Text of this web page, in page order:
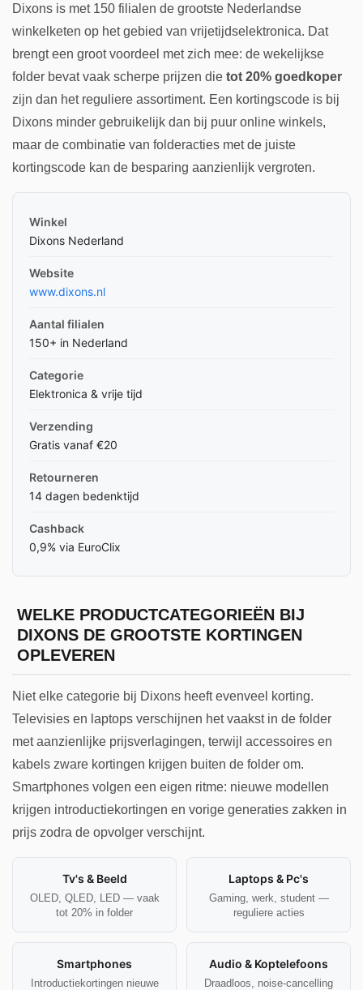
Dixons is met 150 filialen de grootste Nederlandse
winkelketen op het gebied van vrijetijdselektronica. Dat
brengt een groot voordeel met zich mee: de wekelijkse
folder bevat vaak scherpe prijzen die tot 20% goedkoper
zijn dan het reguliere assortiment. Een kortingscode is bij
Dixons minder gebruikelijk dan bij puur online winkels,
maar de combinatie van folderacties met de juiste
kortingscode kan de besparing aanzienlijk vergroten.
Winkel
Dixons Nederland
Website
www.dixons.nl
Aantal filialen
150+ in Nederland
Categorie
Elektronica & vrije tijd
Verzending
Gratis vanaf €20
Retourneren
14 dagen bedenktijd
Cashback
0,9% via EuroClix
WELKE PRODUCTCATEGORIEËN BIJ
DIXONS DE GROOTSTE KORTINGEN
OPLEVEREN
Niet elke categorie bij Dixons heeft evenveel korting.
Televisies en laptops verschijnen het vaakst in de folder
met aanzienlijke prijsverlagingen, terwijl accessoires en
kabels zware kortingen krijgen buiten de folder om.
Smartphones volgen een eigen ritme: nieuwe modellen
krijgen introductiekortingen en vorige generaties zakken in
prijs zodra de opvolger verschijnt.
Tv's & Beeld
OLED, QLED, LED — vaak
tot 20% in folder
Laptops & Pc's
Gaming, werk, student —
reguliere acties
Smartphones
Introductiekortingen nieuwe
Audio & Koptelefoons
Draadloos, noise-cancelling